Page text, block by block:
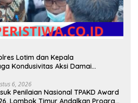
Lotim dan Kepala
Kondusivitas Aksi Damai
6, 2026
Penilaian Nasional TPAKD Award
Lombok Timur Andalkan Program